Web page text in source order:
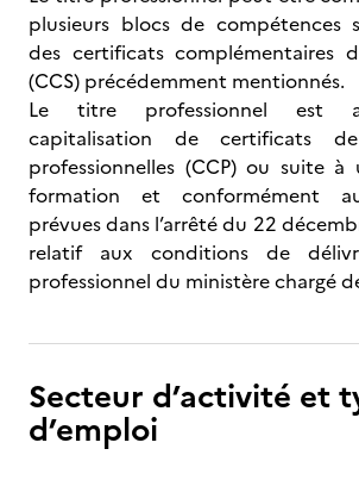
plusieurs blocs de compétences
des certificats complémentaires
(CCS) précédemment mentionnés.
Le titre professionnel est
capitalisation de certificats de
professionnelles (CCP) ou suite
formation et conformément
prévues dans l’arrêté du 22
relatif aux conditions de
professionnel du ministère chargé
Secteur d’activité et
d’emploi